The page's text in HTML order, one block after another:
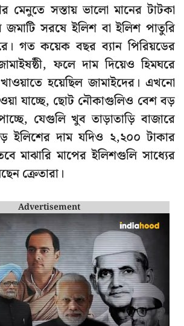
মেনুতে সস্তায় ভালো মানের টাটকা
জমাটি সরষে ইলিশ বা ইলিশ পাতুরি
গত কয়েক বছর ব্যান পিরিয়ডের
ফলে দাম দিয়েও হিমঘরে
হয়েছিল জামাইদের। এখনো
যাচ্ছে, ছোট নৌকাগুলিও বেশ বড়
যেগুলি খুব তাড়াতাড়ি বাজারে
ইলিশের দাম যদিও ২,২০০ টাকার
মাঝারি মাপের ইলিশগুলি সাধ্যের
ক্রেতারা।
Advertisement